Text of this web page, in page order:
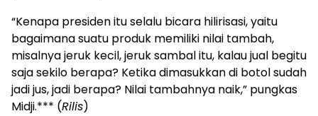
“Kenapa presiden itu selalu bicara hilirisasi, yaitu
bagaimana suatu produk memiliki nilai tambah,
misalnya jeruk kecil, jeruk sambal itu, kalau jual begitu
saja sekilo berapa? Ketika dimasukkan di botol sudah
jadi jus, jadi berapa? Nilai tambahnya naik,” pungkas
Midji.*** (Rilis)